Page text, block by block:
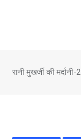
रानी मुखर्जी की